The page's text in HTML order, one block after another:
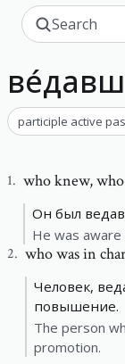
participle active
1. who knew,
Он был
He was
2. who was in
Человек,
повышение.
The person
promotion.